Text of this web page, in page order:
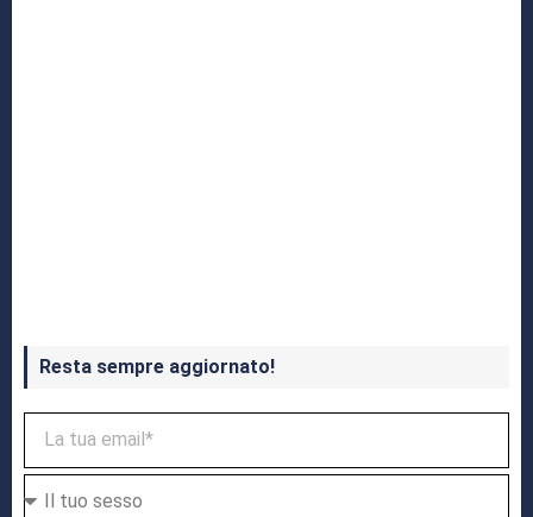
Resta sempre aggiornato!